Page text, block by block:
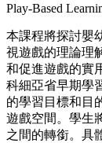
Play-Based
本課程將探討嬰
視遊戲的理論理
和促進遊戲的實
科細亞省早期學
的學習目標和目
遊戲空間。學生
之間的轉銜。具